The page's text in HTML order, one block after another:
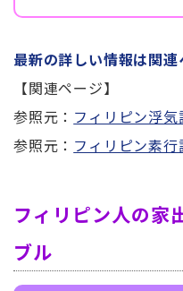
最新の詳しい情報は関連
【関連ページ】
参照元： フィリピン浮気
参照元： フィリピン素行
フィリピン人の家
ブル